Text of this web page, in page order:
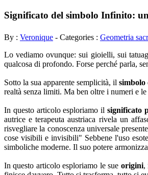
Significato del simbolo Infinito:
By : Veronique - Categories : Geometria
Lo vediamo ovunque: sui gioielli, sui
qualcosa di profondo. Forse perché parla,
Sotto la sua apparente semplicità, il
realtà senza limiti. Ma ben oltre i numeri e
In questo articolo esploriamo ilsignificato
autrice e terapeuta austriaca rivela un
risvegliare la conoscenza universale
cose visibili e invisibili" Sebbene l'uso
simboliche moderne. Il suo potere
In questo articolo esploriamo le sue origini,